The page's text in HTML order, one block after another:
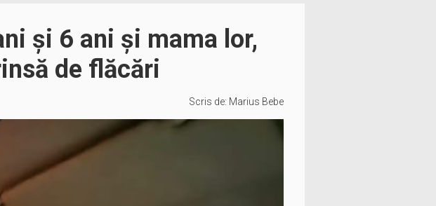
și 6 ani și mama lor,
de flăcări
Scris de: Marius Bebe